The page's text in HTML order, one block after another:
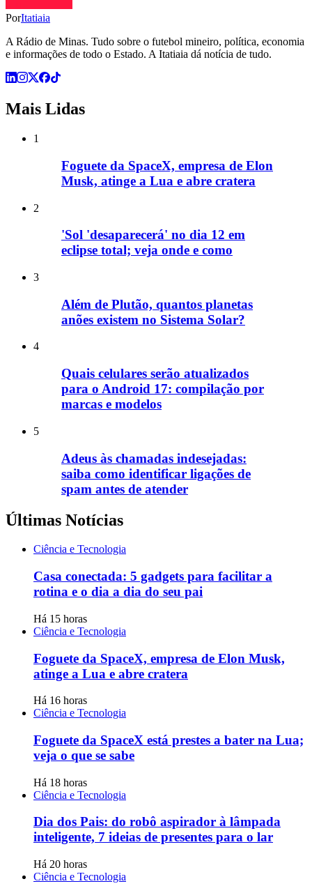
PorItatiaia
A Rádio de Minas. Tudo sobre o futebol mineiro, política, economia
e informações de todo o Estado. A Itatiaia dá notícia de tudo.
Mais Lidas
1
Foguete da SpaceX, empresa de Elon
Musk, atinge a Lua e abre cratera
2
'Sol 'desaparecerá' no dia 12 em
eclipse total; veja onde e como
3
Além de Plutão, quantos planetas
anões existem no Sistema Solar?
4
Quais celulares serão atualizados
para o Android 17: compilação por
marcas e modelos
5
Adeus às chamadas indesejadas:
saiba como identificar ligações de
spam antes de atender
Últimas Notícias
Ciência e Tecnologia
Casa conectada: 5 gadgets para facilitar a
rotina e o dia a dia do seu pai
Há 15 horas
Ciência e Tecnologia
Foguete da SpaceX, empresa de Elon Musk,
atinge a Lua e abre cratera
Há 16 horas
Ciência e Tecnologia
Foguete da SpaceX está prestes a bater na Lua;
veja o que se sabe
Há 18 horas
Ciência e Tecnologia
Dia dos Pais: do robô aspirador à lâmpada
inteligente, 7 ideias de presentes para o lar
Há 20 horas
Ciência e Tecnologia